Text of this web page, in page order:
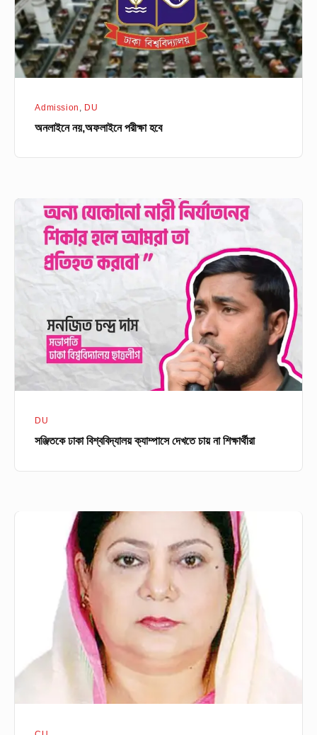
Admission , DU
অনলাইনে নয়,অফলাইনে পরীক্ষা হবে
সঞ্জিতকে
বিশ্ববিদ্যালয়
ক্যাম্পাসে
দেখতে
DU
সঞ্জিতকে ঢাকা বিশ্ববিদ্যালয় ক্যাম্পাসে দেখতে চায় না শিক্ষার্থীরা